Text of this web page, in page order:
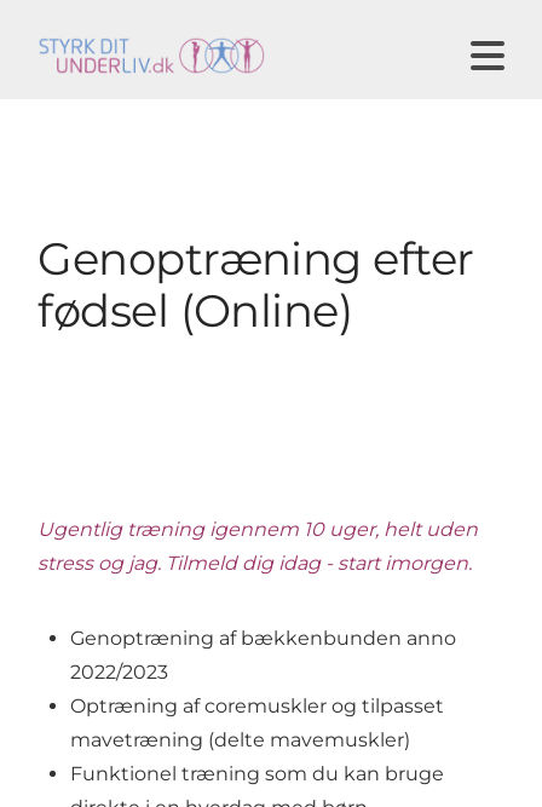
Genoptræning efter
fødsel (Online)
Ugentlig træning igennem 10 uger, helt uden
stress og jag. Tilmeld dig idag - start imorgen.
Genoptræning af bækkenbunden anno
2022/2023
Optræning af coremuskler og tilpasset
mavetræning (delte mavemuskler)
Funktionel træning som du kan bruge